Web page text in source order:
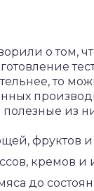
о том,
то
из
фруктов и
кремов
до